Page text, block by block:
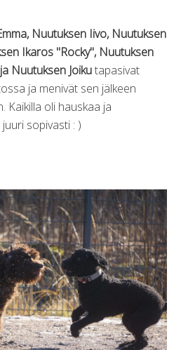
Nuutuksen Iivo, Nuutuksen
Ikaros "Rocky", Nuutuksen
Nuutuksen Joikutapasivat
ja menivät sen jälkeen
Kaikilla oli hauskaa ja
sopivasti : )